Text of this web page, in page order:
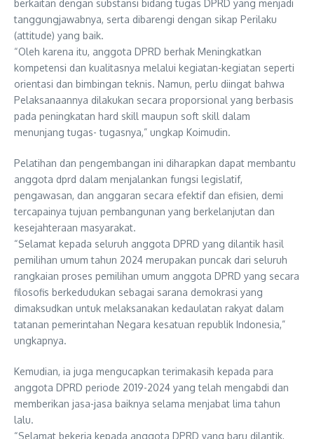
berkaitan dengan substansi bidang tugas DPRD yang menjadi
tanggungjawabnya, serta dibarengi dengan sikap Perilaku
(attitude) yang baik.
“Oleh karena itu, anggota DPRD berhak Meningkatkan
kompetensi dan kualitasnya melalui kegiatan-kegiatan seperti
orientasi dan bimbingan teknis. Namun, perlu diingat bahwa
Pelaksanaannya dilakukan secara proporsional yang berbasis
pada peningkatan hard skill maupun soft skill dalam
menunjang tugas- tugasnya,” ungkap Koimudin.
Pelatihan dan pengembangan ini diharapkan dapat membantu
anggota dprd dalam menjalankan fungsi legislatif,
pengawasan, dan anggaran secara efektif dan efisien, demi
tercapainya tujuan pembangunan yang berkelanjutan dan
kesejahteraan masyarakat.
“Selamat kepada seluruh anggota DPRD yang dilantik hasil
pemilihan umum tahun 2024 merupakan puncak dari seluruh
rangkaian proses pemilihan umum anggota DPRD yang secara
filosofis berkedudukan sebagai sarana demokrasi yang
dimaksudkan untuk melaksanakan kedaulatan rakyat dalam
tatanan pemerintahan Negara kesatuan republik Indonesia,”
ungkapnya.
Kemudian, ia juga mengucapkan terimakasih kepada para
anggota DPRD periode 2019-2024 yang telah mengabdi dan
memberikan jasa-jasa baiknya selama menjabat lima tahun
lalu.
“Selamat bekerja kepada anggota DPRD yang baru dilantik,